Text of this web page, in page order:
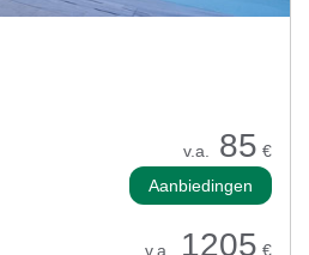
v.a. 85 €
Aanbiedingen
v.a. 1205 €